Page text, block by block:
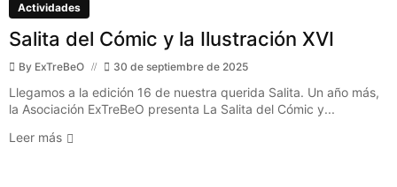
Actividades
Salita del Cómic y la Ilustración XVI
By ExTreBeO 30 de septiembre de 2025
Llegamos a la edición 16 de nuestra querida Salita. Un año más,
la Asociación ExTreBeO presenta La Salita del Cómic y...
Leer más